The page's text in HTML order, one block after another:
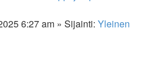
6:27 am » Sijainti: Yleinen